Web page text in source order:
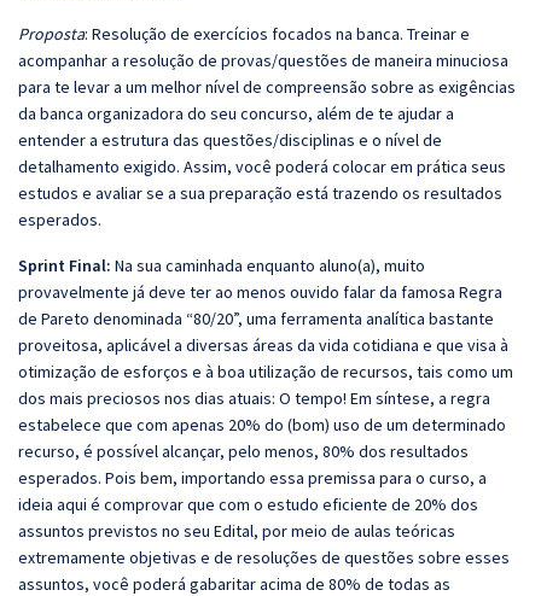
Proposta: Resolução de exercícios focados na banca. Treinar e
acompanhar a resolução de provas/questões de maneira minuciosa
para te levar a um melhor nível de compreensão sobre as exigências
da banca organizadora do seu concurso, além de te ajudar a
entender a estrutura das questões/disciplinas e o nível de
detalhamento exigido. Assim, você poderá colocar em prática seus
estudos e avaliar se a sua preparação está trazendo os resultados
esperados.
Sprint Final: Na sua caminhada enquanto aluno(a), muito
provavelmente já deve ter ao menos ouvido falar da famosa Regra
de Pareto denominada “80/20”, uma ferramenta analítica bastante
proveitosa, aplicável a diversas áreas da vida cotidiana e que visa à
otimização de esforços e à boa utilização de recursos, tais como um
dos mais preciosos nos dias atuais: O tempo! Em síntese, a regra
estabelece que com apenas 20% do (bom) uso de um determinado
recurso, é possível alcançar, pelo menos, 80% dos resultados
esperados. Pois bem, importando essa premissa para o curso, a
ideia aqui é comprovar que com o estudo eficiente de 20% dos
assuntos previstos no seu Edital, por meio de aulas teóricas
extremamente objetivas e de resoluções de questões sobre esses
assuntos, você poderá gabaritar acima de 80% de todas as